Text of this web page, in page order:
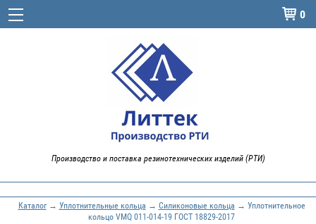
 0
Производство и поставка резинотехнических изделий (РТИ)
Каталог→ Уплотнительные кольца → Силиконовые кольца → Уплотнительное
кольцо VMQ 011-014-19 ГОСТ 18829-2017